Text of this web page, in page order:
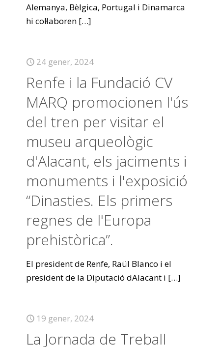
Alemanya, Bèlgica, Portugal i Dinamarca
hi col·laboren […]
24 gener, 2024
Renfe i la Fundació CV
MARQ promocionen l'ús
del tren per visitar el
museu arqueològic
d'Alacant, els jaciments i
monuments i l'exposició
“Dinasties. Els primers
regnes de l'Europa
prehistòrica”.
El president de Renfe, Raül Blanco i el
president de la Diputació dAlacant i […]
19 gener, 2024
La Jornada de Treball